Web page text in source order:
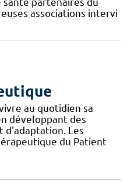
associations intervi
au quotidien sa
développant des
d'adaptation. Les
du Patient